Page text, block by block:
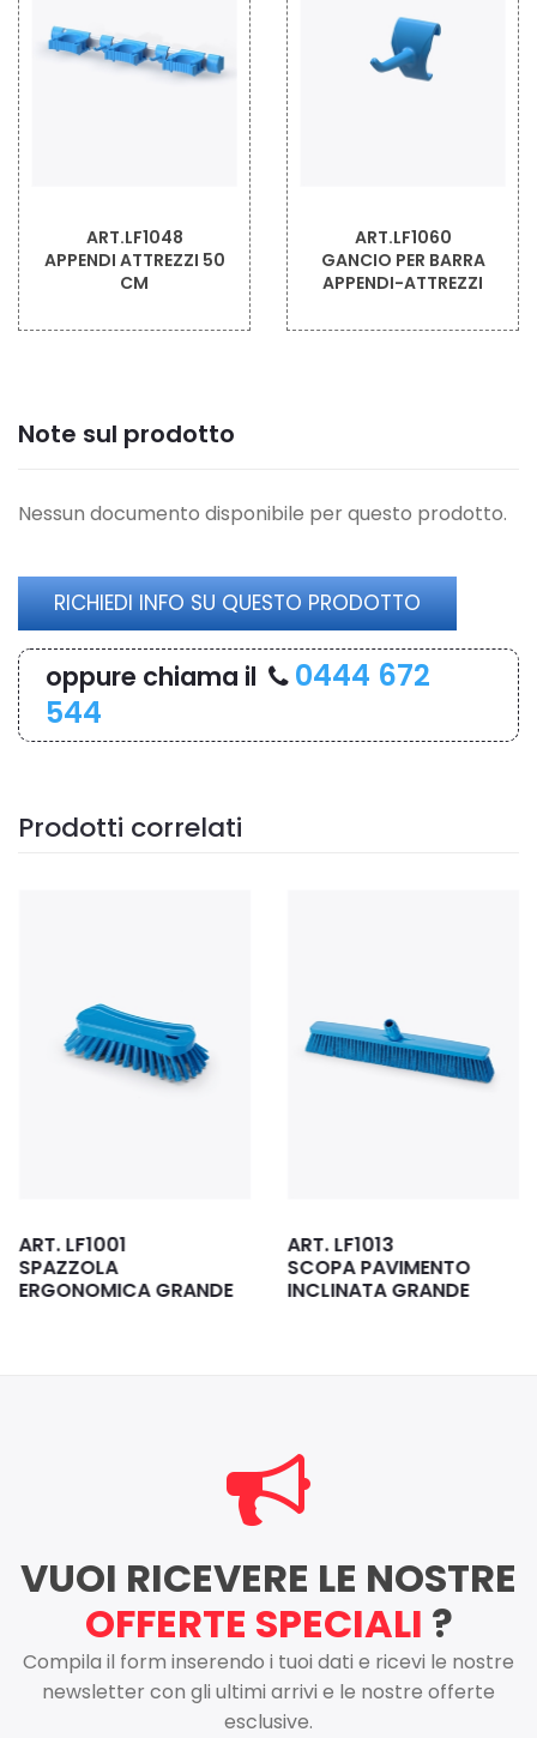
ART.LF1048
APPENDI ATTREZZI 50
CM
ART.LF1060
GANCIO PER BARRA
APPENDI-ATTREZZI
Note sul prodotto
Nessun documento disponibile per questo prodotto.
RICHIEDI INFO SU QUESTO PRODOTTO
oppure chiama il
0444 672
544
Prodotti correlati
ART. LF1001
SPAZZOLA
ERGONOMICA GRANDE
ART. LF1013
SCOPA PAVIMENTO
INCLINATA GRANDE
VUOI RICEVERE LE NOSTRE
OFFERTE SPECIALI ?
Compila il form inserendo i tuoi dati e ricevi le nostre
newsletter con gli ultimi arrivi e le nostre offerte
esclusive.